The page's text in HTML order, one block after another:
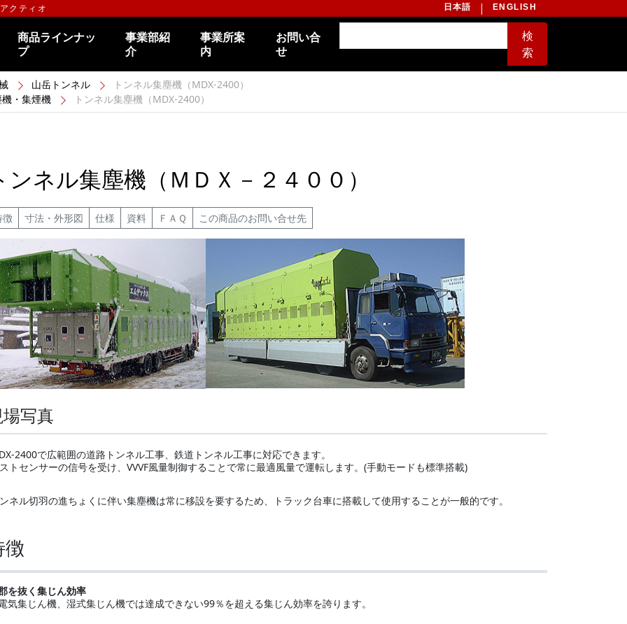
クティオ 日本語 ENGLISH
商品ラインナッ
プ
事業部紹
介
事業所案
内
お問い合
せ
検
索
山岳トンネル
トンネル集塵機（MDX-2400）
・集煙機
トンネル集塵機（MDX-2400）
ンネル集塵機（ＭＤＸ－２４００）
徴 寸法・外形図 仕様 資料 ＦＡＱ この商品のお問い合せ先
写真
2400で広範囲の道路トンネル工事、鉄道トンネル工事に対応できます。
トセンサーの信号を受け、VVVF風量制御することで常に最適風量で運転します。(手動モードも標準搭載)
ネル切羽の進ちょくに伴い集塵機は常に移設を要するため、トラック台車に搭載して使用することが一般的です。
徴
を抜く集じん効率
気集じん機、湿式集じん機では達成できない99％を超える集じん効率を誇ります。